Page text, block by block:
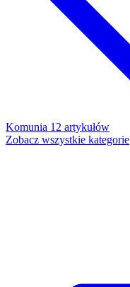
Komunia 12 artykułów
Zobacz wszystkie kategorie